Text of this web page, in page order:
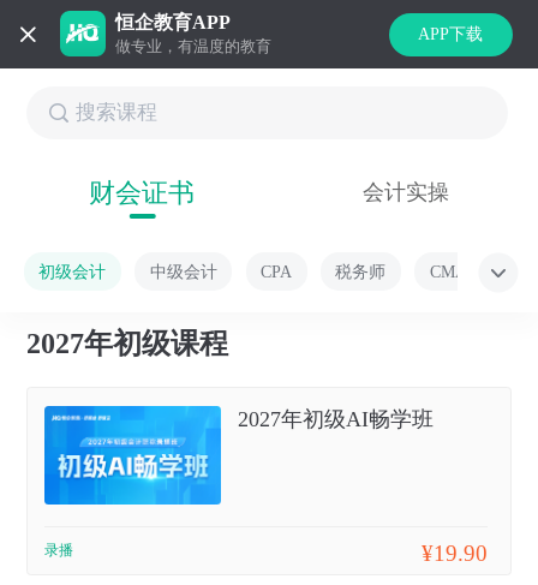
恒企教育APP
做专业，有温度的教育
APP下载
财会证书 会计实操
初级会计 中级会计 CPA 税务师 CMA
2027年初级课程
2027年初级AI畅学班
录播 ¥19.90